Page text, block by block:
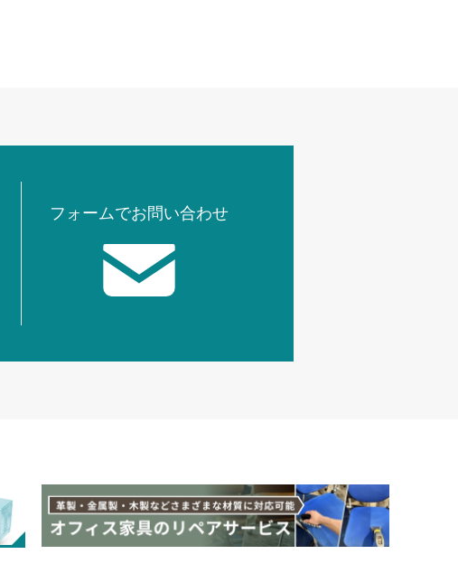
フォームでお問い合わせ